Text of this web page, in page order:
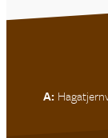
A: